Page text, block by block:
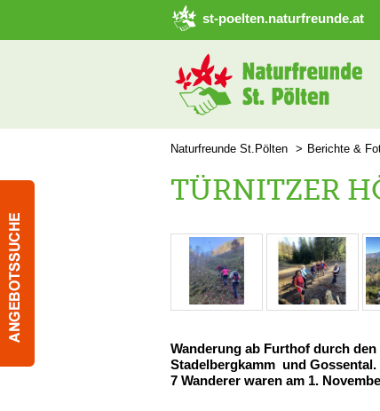
➜ Hauptregion der Seite anspringen
st-poelten.naturfreunde.at
Naturfreunde St.Pölten Berichte &
TÜRNITZER
Wanderung ab Furthof durch
Stadelbergkamm und Gossental.
7 Wanderer waren am 1.